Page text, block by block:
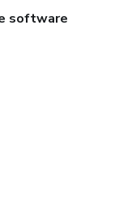
software